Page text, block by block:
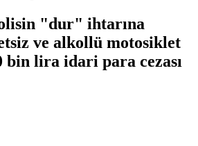
"dur" ihtarına
ve alkollü motosiklet
bin lira idari para cezası